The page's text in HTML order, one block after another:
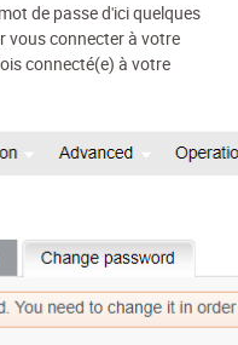
de passe d'ici quelques
vous connecter à votre
connecté(e) à votre